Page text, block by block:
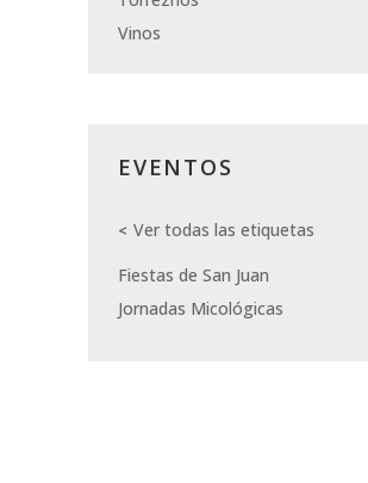
Vinos
EVENTOS
Ver todas las etiquetas
Fiestas de San Juan
Jornadas Micológicas